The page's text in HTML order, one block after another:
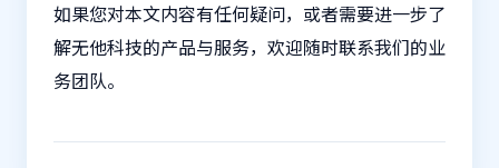
如果您对本文内容有任何疑问，或者需要进一步了
解无他科技的产品与服务，欢迎随时联系我们的业
务团队。